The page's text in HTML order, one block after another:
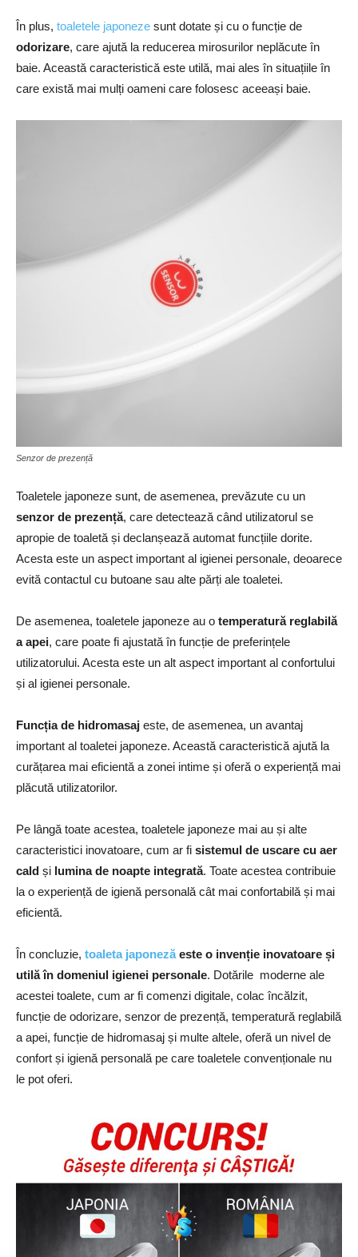
În plus, toaletele japoneze sunt dotate și cu o funcție de
odorizare, care ajută la reducerea mirosurilor neplăcute în
baie. Această caracteristică este utilă, mai ales în situațiile în
care există mai mulți oameni care folosesc aceeași baie.
Senzor de prezență
Toaletele japoneze sunt, de asemenea, prevăzute cu un
senzor de prezență, care detectează când utilizatorul se
apropie de toaletă și declanșează automat funcțiile dorite.
Acesta este un aspect important al igienei personale, deoarece
evită contactul cu butoane sau alte părți ale toaletei.
De asemenea, toaletele japoneze au o temperatură reglabilă
a apei, care poate fi ajustată în funcție de preferințele
utilizatorului. Acesta este un alt aspect important al confortului
și al igienei personale.
Funcția de hidromasaj este, de asemenea, un avantaj
important al toaletei japoneze. Această caracteristică ajută la
curățarea mai eficientă a zonei intime și oferă o experiență mai
plăcută utilizatorilor.
Pe lângă toate acestea, toaletele japoneze mai au și alte
caracteristici inovatoare, cum ar fi sistemul de uscare cu aer
cald și lumina de noapte integrată. Toate acestea contribuie
la o experiență de igienă personală cât mai confortabilă și mai
eficientă.
În concluzie, toaleta japonezăeste o invenție inovatoare și
utilă în domeniul igienei personale. Dotările moderne ale
acestei toalete, cum ar fi comenzi digitale, colac încălzit,
funcție de odorizare, senzor de prezență, temperatură reglabilă
a apei, funcție de hidromasaj și multe altele, oferă un nivel de
confort și igienă personală pe care toaletele convenționale nu
le pot oferi.